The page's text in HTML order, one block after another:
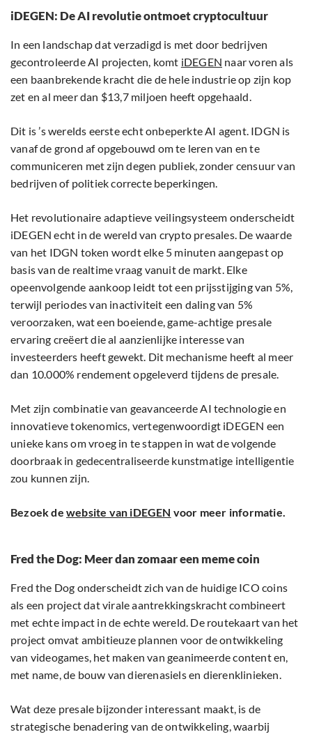
iDEGEN: De AI revolutie ontmoet cryptocultuur
In een landschap dat verzadigd is met door bedrijven
gecontroleerde AI projecten, komt iDEGEN naar voren als
een baanbrekende kracht die de hele industrie op zijn kop
zet en al meer dan $13,7 miljoen heeft opgehaald.
Dit is ’s werelds eerste echt onbeperkte AI agent. IDGN is
vanaf de grond af opgebouwd om te leren van en te
communiceren met zijn degen publiek, zonder censuur van
bedrijven of politiek correcte beperkingen.
Het revolutionaire adaptieve veilingsysteem onderscheidt
iDEGEN echt in de wereld van crypto presales. De waarde
van het IDGN token wordt elke 5 minuten aangepast op
basis van de realtime vraag vanuit de markt. Elke
opeenvolgende aankoop leidt tot een prijsstijging van 5%,
terwijl periodes van inactiviteit een daling van 5%
veroorzaken, wat een boeiende, game-achtige presale
ervaring creëert die al aanzienlijke interesse van
investeerders heeft gewekt. Dit mechanisme heeft al meer
dan 10.000% rendement opgeleverd tijdens de presale.
Met zijn combinatie van geavanceerde AI technologie en
innovatieve tokenomics, vertegenwoordigt iDEGEN een
unieke kans om vroeg in te stappen in wat de volgende
doorbraak in gedecentraliseerde kunstmatige intelligentie
zou kunnen zijn.
Bezoek de website van iDEGEN voor meer informatie.
Fred the Dog: Meer dan zomaar een meme coin
Fred the Dog onderscheidt zich van de huidige ICO coins
als een project dat virale aantrekkingskracht combineert
met echte impact in de echte wereld. De routekaart van het
project omvat ambitieuze plannen voor de ontwikkeling
van videogames, het maken van geanimeerde content en,
met name, de bouw van dierenasiels en dierenklinieken.
Wat deze presale bijzonder interessant maakt, is de
strategische benadering van de ontwikkeling, waarbij